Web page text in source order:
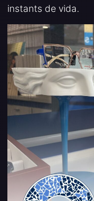
instants de vida.